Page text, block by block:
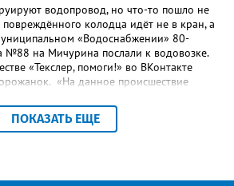
водопровод, но что-то пошло не
повреждённого колодца идёт не в кран, а
«Водоснабжении» 80-
№88 на Мичурина послали к водовозке.
«Текслер, помоги!» во ВКонтакте
«На данное происшествие
А.Н. из обслуживающей организации
Водоснабжение" ул. Островского, 7,
Под обращением есть комментарий
ПОКАЗАТЬ ЕЩЕ